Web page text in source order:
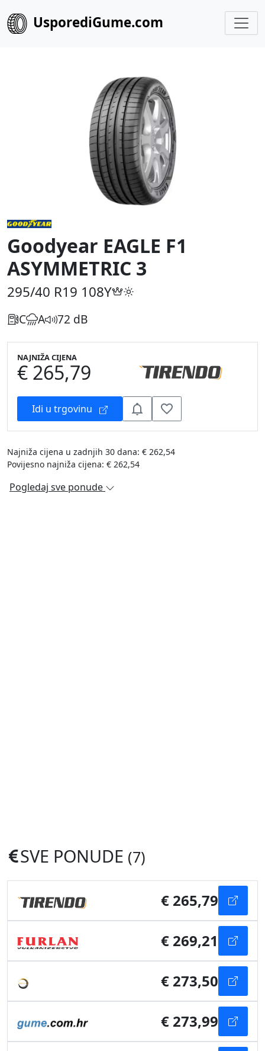
UsporediGume.com
Goodyear EAGLE F1
ASYMMETRIC 3
295/40 R19 108Y
C A 72 dB
NAJNIŽA CIJENA
€ 265,79
Idi u trgovinu
Najniža cijena u zadnjih 30 dana: € 262,54
Povijesno najniža cijena: € 262,54
Pogledaj sve ponude
SVE PONUDE (7)
€ 265,79
€ 269,21
€ 273,50
€ 273,99